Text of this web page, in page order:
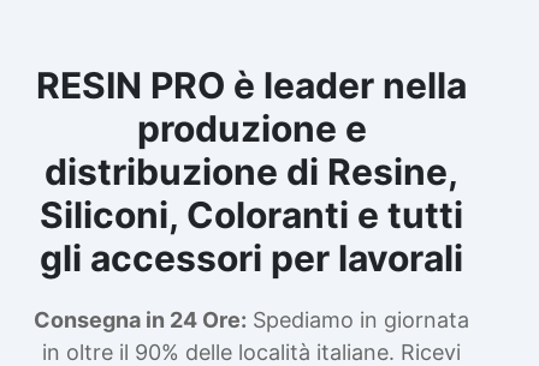
RESIN PRO è leader nella
produzione e
distribuzione di Resine,
Siliconi, Coloranti e tutti
gli accessori per lavorali
Consegna in 24 Ore: Spediamo in giornata
in oltre il 90% delle località italiane. Ricevi